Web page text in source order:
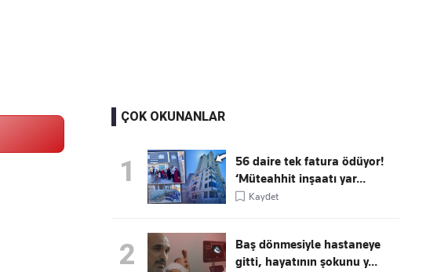
ÇOK OKUNANLAR
1
56 daire tek fatura ödüyor!
‘Müteahhit inşaatı yar...
Kaydet
2
Baş dönmesiyle hastaneye
gitti, hayatının şokunu y...